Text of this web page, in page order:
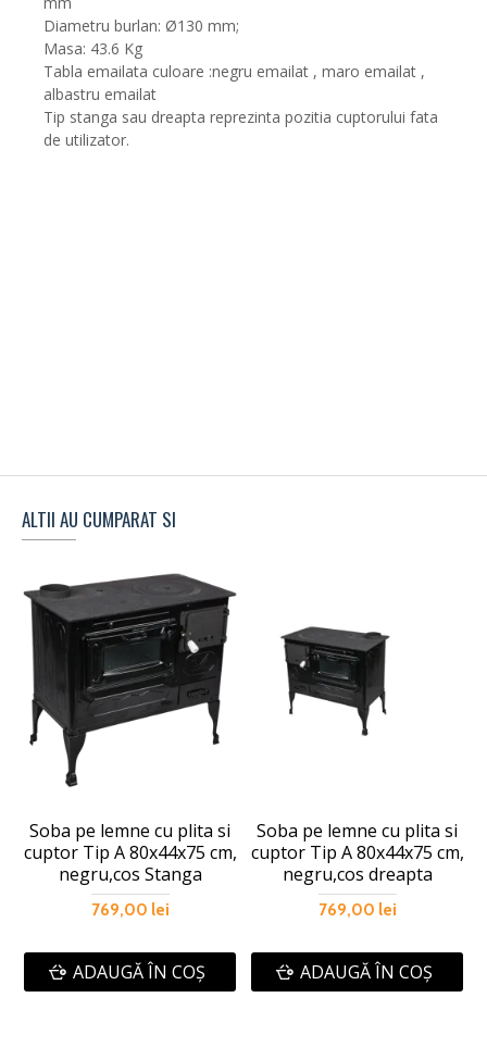
Diametru burlan: Ø130 mm;
Masa: 43.6 Kg
Tabla emailata culoare :negru emailat , maro emailat ,
albastru emailat
Tip stanga sau dreapta reprezinta pozitia cuptorului fata
de utilizator.
ALTII AU CUMPARAT SI
Soba pe lemne cu plita si
cuptor Tip A 80x44x75 cm,
negru,cos Stanga
769,00 lei
ADAUGĂ ÎN COŞ
Soba pe lemne cu plita si
cuptor Tip A 80x44x75 cm,
negru,cos dreapta
769,00 lei
ADAUGĂ ÎN COŞ